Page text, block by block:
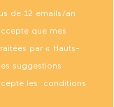
de 12 emails/an
que mes
par « Hauts-
suggestions
les conditions